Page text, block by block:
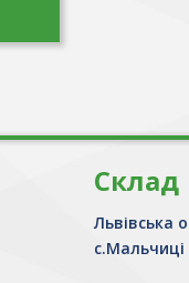
Склад
Львівська
с.Мальчиці